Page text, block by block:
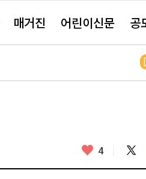
매거진 어린이신문 공
좋
요
4 트
위
터